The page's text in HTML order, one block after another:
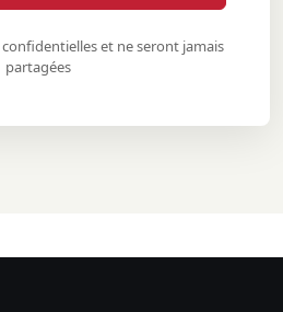
et ne seront jamais
partagées